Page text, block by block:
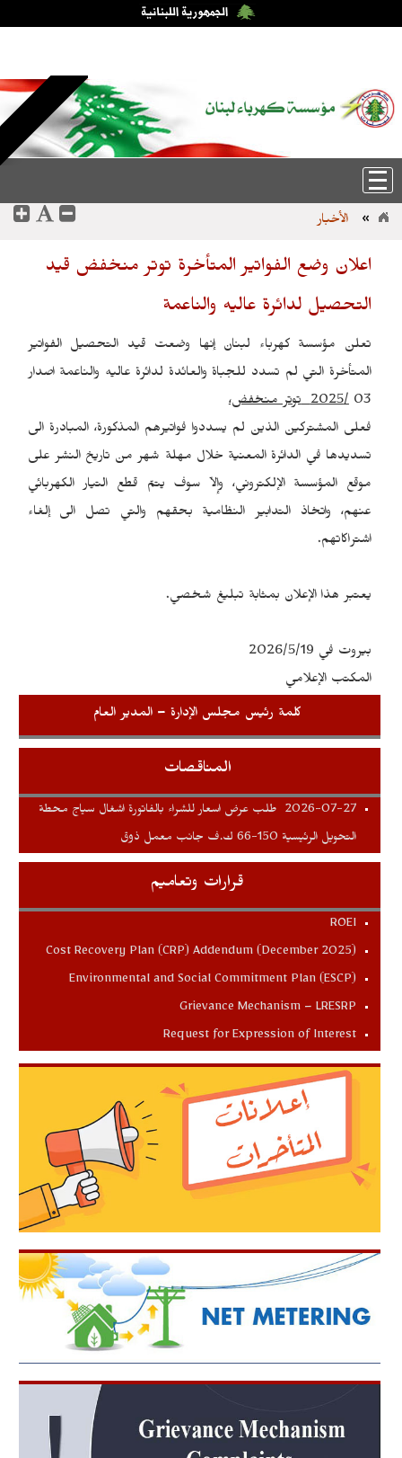
» الأخبار
اعلان وضع الفواتير المتأخرة توتر منخفض قيد
التحصيل لدائرة عاليه والناعمة
تعلن مؤسسة كهرباء لبنان إنها وضعت قيد التحصيل الفواتير
المتأخرة التي لم تسدد للجباة والعائدة لدائرة عاليه والناعمة اصدار
03
/
2025 توتر منخفض،
فعلى المشتركين الذين لم يسددوا فواتيرهم المذكورة، المبادرة الى
تسديدها في الدائرة المعنية خلال مهلة شهر من تاريخ النشر على
موقع المؤسسة الإلكتروني، وإلاّ سوف يتمّ قطع التيار الكهربائي
عنهم، واتخاذ التدابير النظامية بحقهم والتي تصل الى إلغاء
اشتراكاتهم.
يعتبر هذا الإعلان بمثابة تبليغ شخصي.
بيروت في 2026/5/19
المكتب الإعلامي
كلمة رئيس مجلس الإدارة – المدير العام
المناقصات
2026-07-27 طلب عرض اسعار للشراء بالفاتورة اشغال سياج محطة
التحويل الرئيسية 150-66 ك.ف جانب معمل ذوق
قرارات وتعاميم
ROEI
Cost Recovery Plan (CRP) Addendum (December 2025)
Environmental and Social Commitment Plan (ESCP)
Grievance Mechanism – LRESRP
Request for Expression of Interest